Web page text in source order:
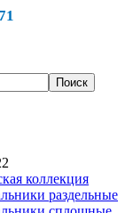
коллекция
раздельные